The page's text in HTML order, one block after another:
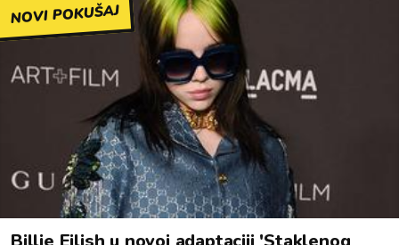
NOVI POKUŠAJ